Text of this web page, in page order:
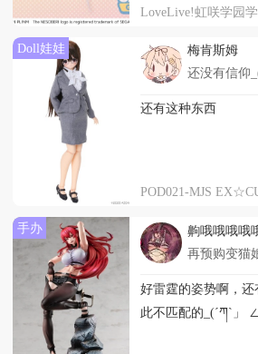
Doll娃娃 梅肯斯姆
还没有信仰
还有这种东西
手办 齁哦哦哦哦
好雷霆的姿势啊，
此不匹配的_(´ཀ`」